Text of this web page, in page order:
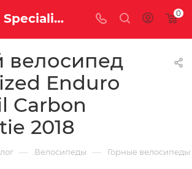
Купить Specialized Enduro FSR Coil Carbon 29/6Fattie 2018 за рублей, а со скидкой 0
велосипед
Enduro
Carbon
2018
— Велосипеды — Горные велосипеды